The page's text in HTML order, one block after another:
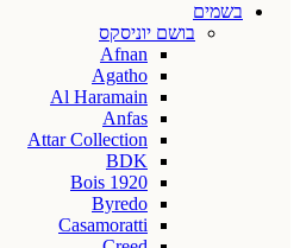
בשמים
בושם יוניסקס
Afnan
Agatho
Al Haramain
Anfas
Attar Collection
BDK
Bois 1920
Byredo
Casamoratti